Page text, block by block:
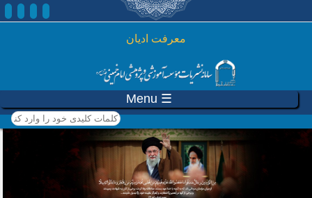
رفتن به محتوای اصلی
معرفت ادیان
☰ Menu
کلمات کلیدی خود را وارد
کنید